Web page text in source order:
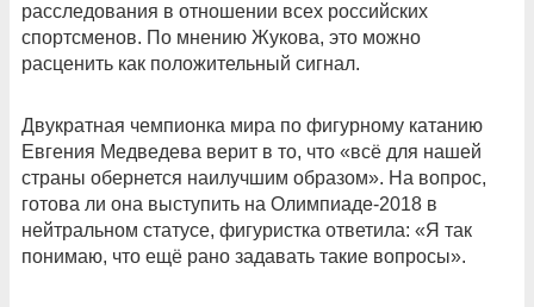
расследования в отношении всех российских
спортсменов. По мнению Жукова, это можно
расценить как положительный сигнал.
Двукратная чемпионка мира по фигурному катанию
Евгения Медведева верит в то, что «всё для нашей
страны обернется наилучшим образом». На вопрос,
готова ли она выступить на Олимпиаде-2018 в
нейтральном статусе, фигуристка ответила: «Я так
понимаю, что ещё рано задавать такие вопросы».